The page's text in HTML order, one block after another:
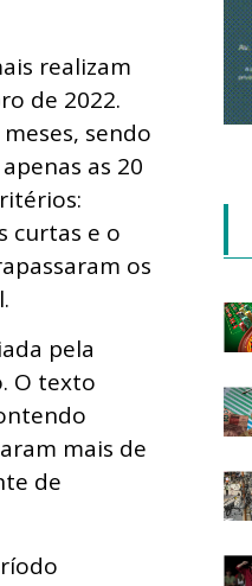
realizam
de 2022.
sendo
as 20
curtas e o
os
pela
O texto
mais de
de